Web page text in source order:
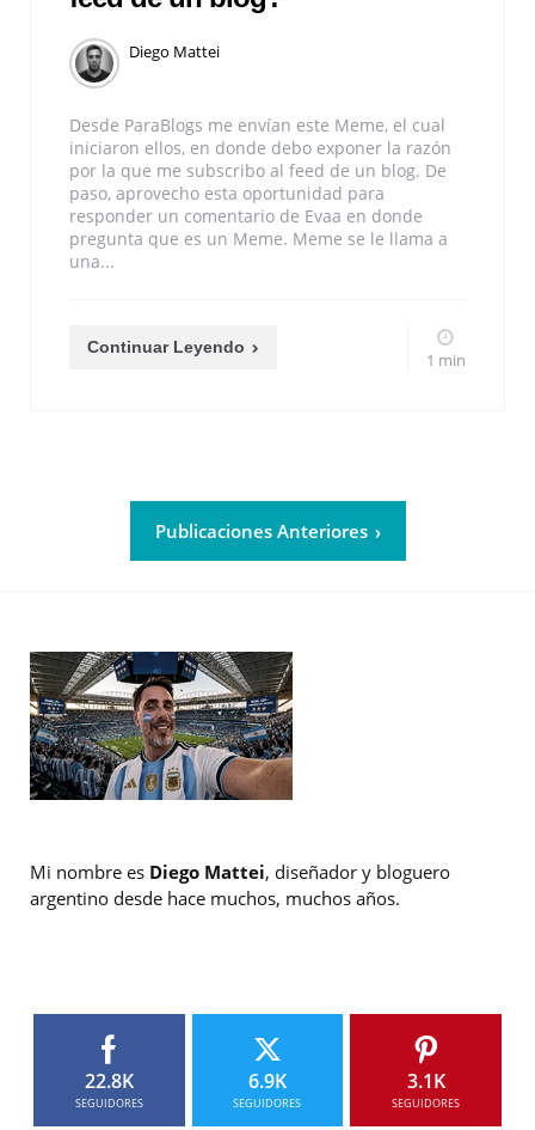
Diego Mattei
Desde ParaBlogs me envían este Meme, el cual
iniciaron ellos, en donde debo exponer la razón
por la que me subscribo al feed de un blog. De
paso, aprovecho esta oportunidad para
responder un comentario de Evaa en donde
pregunta que es un Meme. Meme se le llama a
una...
Continuar Leyendo
1 min
Publicaciones Anteriores
Mi nombre es Diego Mattei, diseñador y bloguero
argentino desde hace muchos, muchos años.
22.8K
SEGUIDORES
6.9K
SEGUIDORES
3.1K
SEGUIDORES